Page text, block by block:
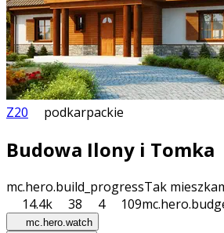
Z20 podkarpackie
Budowa Ilony i Tomka
mc.hero.build_progressTak
14.4k
38 4 109
mc.hero.watch